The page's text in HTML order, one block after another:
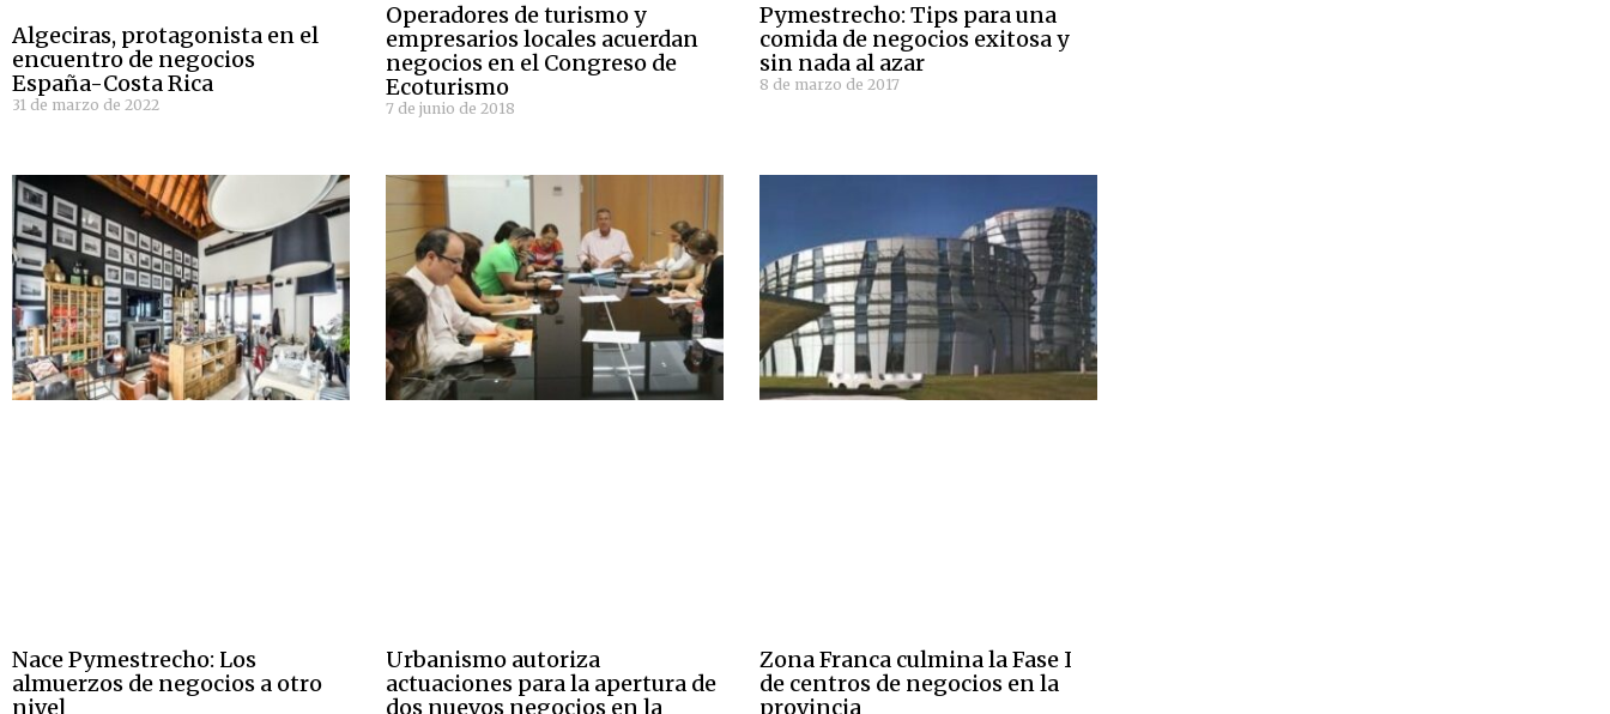
Algeciras, protagonista en el
encuentro de negocios
España-Costa Rica
31 de marzo de 2022
Operadores de turismo y
empresarios locales acuerdan
negocios en el Congreso de
Ecoturismo
7 de junio de 2018
Pymestrecho: Tips para una
comida de negocios exitosa y
sin nada al azar
8 de marzo de 2017
Nace Pymestrecho: Los
almuerzos de negocios a otro
nivel
Urbanismo autoriza
actuaciones para la apertura de
dos nuevos negocios en la
Zona Franca culmina la Fase I
de centros de negocios en la
provincia